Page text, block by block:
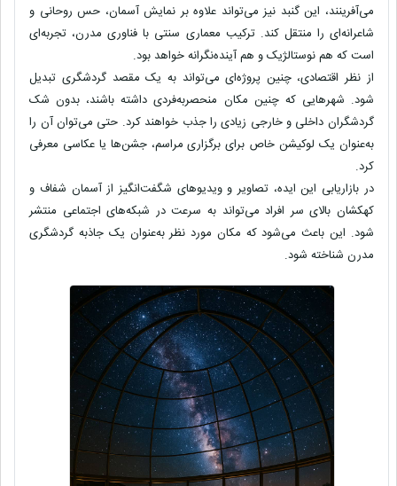
می‌آفرینند، این گنبد نیز می‌تواند علاوه بر نمایش آسمان، حس روحانی و
شاعرانه‌ای را منتقل کند. ترکیب معماری سنتی با فناوری مدرن، تجربه‌ای
است که هم نوستالژیک و هم آینده‌نگرانه خواهد بود.
از نظر اقتصادی، چنین پروژه‌ای می‌تواند به یک مقصد گردشگری تبدیل
شود. شهرهایی که چنین مکان منحصربه‌فردی داشته باشند، بدون شک
گردشگران داخلی و خارجی زیادی را جذب خواهند کرد. حتی می‌توان آن را
به‌عنوان یک لوکیشن خاص برای برگزاری مراسم، جشن‌ها یا عکاسی معرفی
کرد.
در بازاریابی این ایده، تصاویر و ویدیوهای شگفت‌انگیز از آسمان شفاف و
کهکشان بالای سر افراد می‌تواند به سرعت در شبکه‌های اجتماعی منتشر
شود. این باعث می‌شود که مکان مورد نظر به‌عنوان یک جاذبه گردشگری
مدرن شناخته شود.